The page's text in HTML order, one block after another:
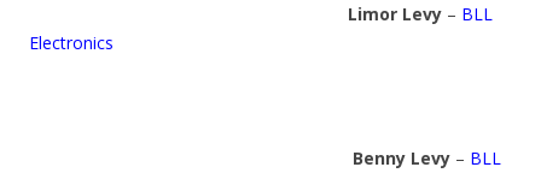
Limor Levy – BLL
Electronics
Benny Levy – BLL